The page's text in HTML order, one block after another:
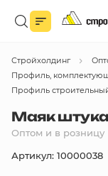
Войдите в
Вы сможете
Каталог
Стройхолдинг
Профиль,
Профиль
Маяк
Оптом и в розницу
Артикул: 10000038